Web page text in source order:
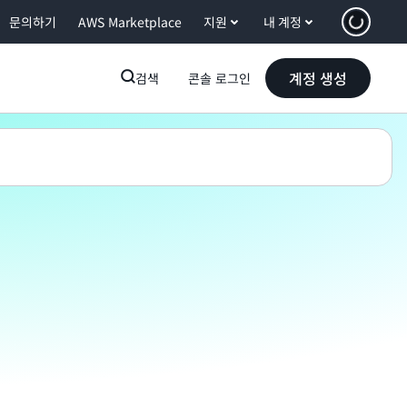
문의하기 AWS Marketplace 지원 내 계정
검색 콘솔 로그인 계정 생성